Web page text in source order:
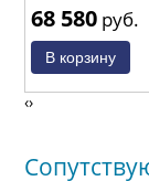
68 580 руб.
‹›